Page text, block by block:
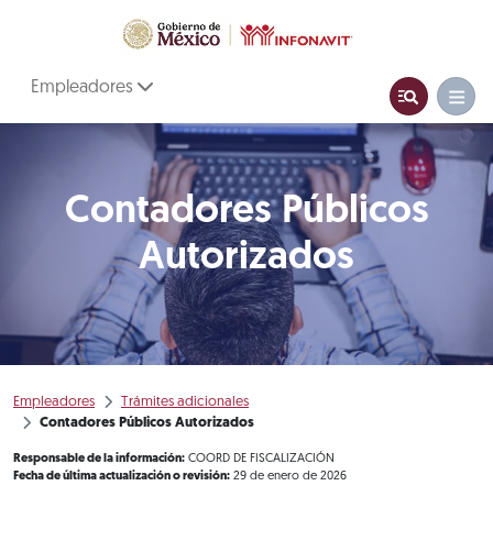
Empleadores
Contadores Públicos
Autorizados
Empleadores
Trámites adicionales
Contadores Públicos Autorizados
Responsable de la información: COORD DE FISCALIZACIÓN
Fecha de última actualización o revisión: 29 de enero de 2026